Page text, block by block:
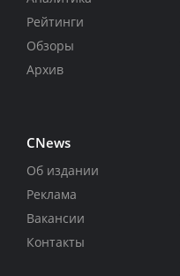
Рейтинги
Обзоры
Архив
CNews
Об издании
Реклама
Вакансии
Контакты